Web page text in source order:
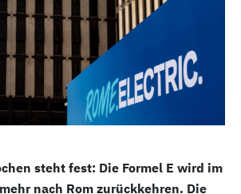
steht fest: Die Formel E wird im
nach Rom zurückkehren. Die